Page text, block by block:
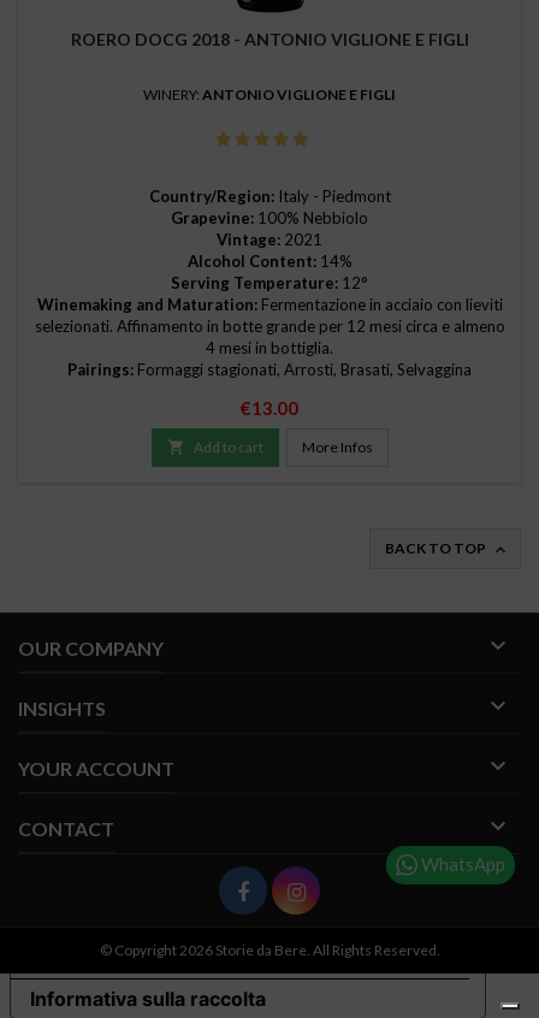
WhatsApp
ROERO DOCG 2018 - ANTONIO VIGLIONE E FIGLI
WINERY: ANTONIO VIGLIONE E FIGLI
Country/Region:Italy - Piedmont
Grapevine: 100% Nebbiolo
Vintage: 2021
Alcohol Content:14%
Serving Temperature: 12°
Winemaking and Maturation:Fermentazione in acciaio con lieviti
selezionati. Affinamento in botte grande per 12 mesi circa e almeno
4 mesi in bottiglia.
Pairings: Formaggi stagionati, Arrosti, Brasati, Selvaggina
Price
€13.00
 Add to cart More Infos
BACK TO TOP 
OUR COMPANY 
INSIGHTS 
YOUR ACCOUNT 
CONTACT 
© Copyright 2026 Storie da Bere. All Rights Reserved.
Informativa sulla raccolta
Le tue preferenze relative alla privacy